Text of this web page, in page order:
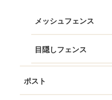
メッシュフェンス
目隠しフェンス
ポスト